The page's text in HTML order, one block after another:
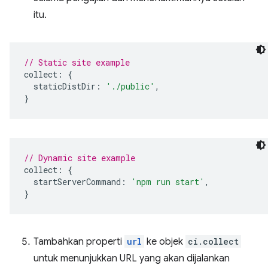
itu.
// Static site example
collect :
{
staticDistDir : './public' ,
}
// Dynamic site example
collect :
{
startServerCommand : 'npm run start' ,
}
Tambahkan properti url ke objek ci.collect
untuk menunjukkan URL yang akan dijalankan